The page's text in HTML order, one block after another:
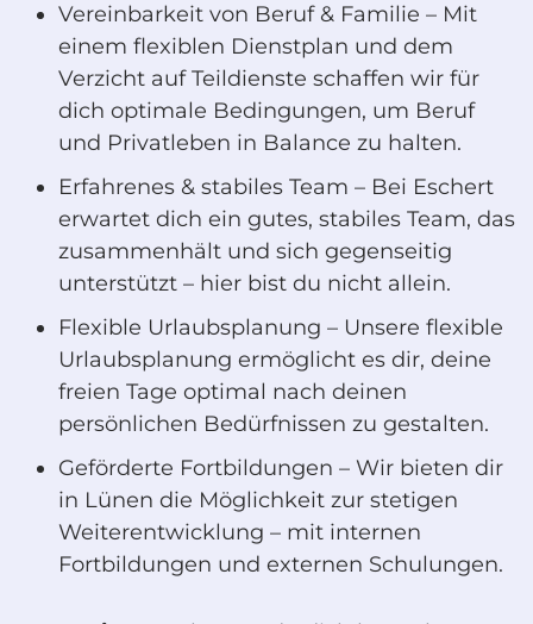
Vereinbarkeit von Beruf & Familie – Mit
einem flexiblen Dienstplan und dem
Verzicht auf Teildienste schaffen wir für
dich optimale Bedingungen, um Beruf
und Privatleben in Balance zu halten.
Erfahrenes & stabiles Team – Bei Eschert
erwartet dich ein gutes, stabiles Team, das
zusammenhält und sich gegenseitig
unterstützt – hier bist du nicht allein.
Flexible Urlaubsplanung – Unsere flexible
Urlaubsplanung ermöglicht es dir, deine
freien Tage optimal nach deinen
persönlichen Bedürfnissen zu gestalten.
Geförderte Fortbildungen – Wir bieten dir
in Lünen die Möglichkeit zur stetigen
Weiterentwicklung – mit internen
Fortbildungen und externen Schulungen.